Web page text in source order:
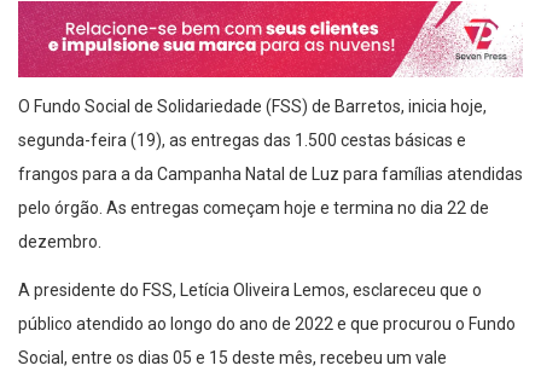
O Fundo Social de Solidariedade (FSS) de Barretos, inicia hoje,
segunda-feira (19), as entregas das 1.500 cestas básicas e
frangos para a da Campanha Natal de Luz para famílias atendidas
pelo órgão. As entregas começam hoje e termina no dia 22 de
dezembro.
A presidente do FSS, Letícia Oliveira Lemos, esclareceu que o
público atendido ao longo do ano de 2022 e que procurou o Fundo
Social, entre os dias 05 e 15 deste mês, recebeu um vale